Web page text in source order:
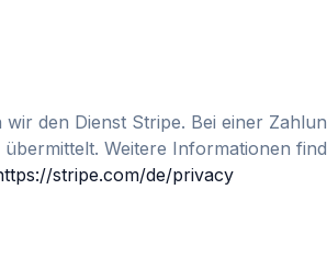
den Dienst Stripe. Bei einer
Weitere Informationen
stripe.com/de/privacy